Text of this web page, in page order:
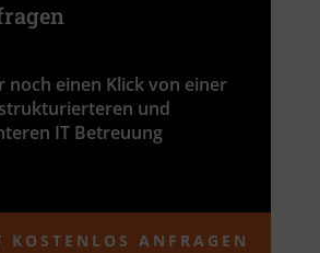
noch einen Klick von einer
und
IT Betreuung
KOSTENLOS ANFRAGEN